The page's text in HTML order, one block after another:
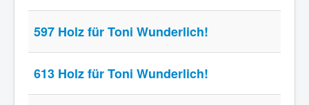
597 Holz für Toni Wunderlich!
613 Holz für Toni Wunderlich!